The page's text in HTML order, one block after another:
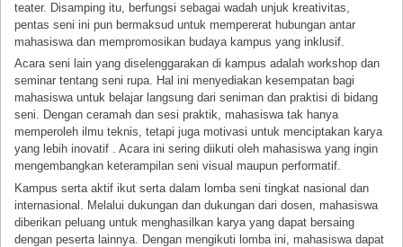
teater. Disamping itu, berfungsi sebagai wadah unjuk kreativitas,
pentas seni ini pun bermaksud untuk mempererat hubungan antar
mahasiswa dan mempromosikan budaya kampus yang inklusif.
Acara seni lain yang diselenggarakan di kampus adalah workshop dan
seminar tentang seni rupa. Hal ini menyediakan kesempatan bagi
mahasiswa untuk belajar langsung dari seniman dan praktisi di bidang
seni. Dengan ceramah dan sesi praktik, mahasiswa tak hanya
memperoleh ilmu teknis, tetapi juga motivasi untuk menciptakan karya
yang lebih inovatif . Acara ini sering diikuti oleh mahasiswa yang ingin
mengembangkan keterampilan seni visual maupun performatif.
Kampus serta aktif ikut serta dalam lomba seni tingkat nasional dan
internasional. Melalui dukungan dan dukungan dari dosen, mahasiswa
diberikan peluang untuk menghasilkan karya yang dapat bersaing
dengan peserta lainnya. Dengan mengikuti lomba ini, mahasiswa dapat